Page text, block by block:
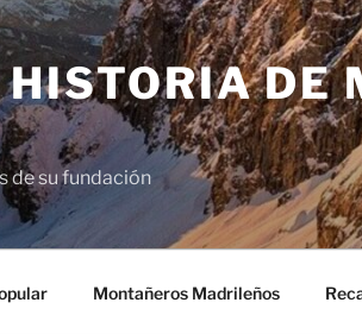
DE
de su fundación
Montañeros Madrileños